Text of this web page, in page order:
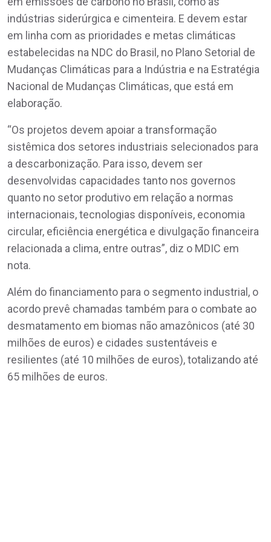
indústrias siderúrgica e cimenteira. E devem estar
em linha com as prioridades e metas climáticas
estabelecidas na NDC do Brasil, no Plano Setorial de
Mudanças Climáticas para a Indústria e na Estratégia
Nacional de Mudanças Climáticas, que está em
elaboração.
“Os projetos devem apoiar a transformação
sistêmica dos setores industriais selecionados para
a descarbonização. Para isso, devem ser
desenvolvidas capacidades tanto nos governos
quanto no setor produtivo em relação a normas
internacionais, tecnologias disponíveis, economia
circular, eficiência energética e divulgação financeira
relacionada a clima, entre outras”, diz o MDIC em
nota.
Além do financiamento para o segmento industrial, o
acordo prevê chamadas também para o combate ao
desmatamento em biomas não amazônicos (até 30
milhões de euros) e cidades sustentáveis e
resilientes (até 10 milhões de euros), totalizando até
65 milhões de euros.